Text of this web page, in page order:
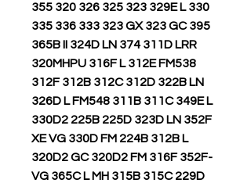
355 320 326 325 323 329E L 330
335 336 333 323 GX 323 GC 395
365B II 324D LN 374 311D LRR
320MHPU 316F L 312E FM538
312F 312B 312C 312D 322B LN
326D L FM548 311B 311C 349E L
330D2 225B 225D 323D LN 352F
XE VG 330D FM 224B 312B L
320D2 GC 320D2 FM 316F 352F-
VG 365C L MH 315B 315C 229D